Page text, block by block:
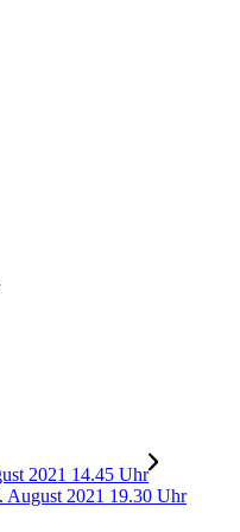
2021 14.45 Uhr
August 2021 19.30 Uhr